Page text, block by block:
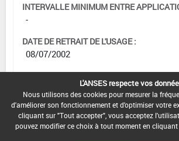
INTERVALLE MINIMUM ENTRE
-
DATE DE RETRAIT DE L'USAGE :
08/07/2002
DATE DE FIN DE DISTRIBUTION :
DATE DE FIN D'UTILISATION :
-
L'ANSES respecte vos
Nous utilisons des cookies pour mesurer la
d'améliorer son fonctionnement et d'optimiser votre
cliquant sur "Tout accepter", vous acceptez
pouvez modifier ce choix à tout moment en